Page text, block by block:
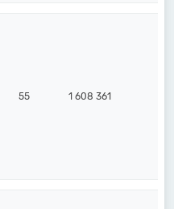
55 1 608 361